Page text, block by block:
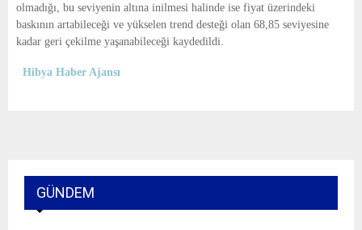
olmadığı, bu seviyenin altına inilmesi halinde ise fiyat üzerindeki
baskının artabileceği ve yükselen trend desteği olan 68,85 seviyesine
kadar geri çekilme yaşanabileceği kaydedildi.
Hibya Haber Ajansı
GÜNDEM